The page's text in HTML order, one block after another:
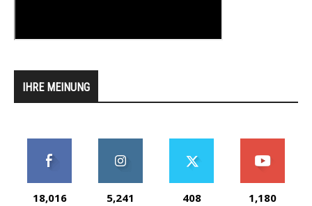
IHRE MEINUNG
18,016 5,241 408 1,180